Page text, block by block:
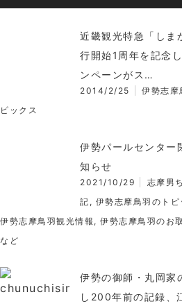
近畿観光特急「しま
行開始1周年を記念
ンペーンがス…
2014/2/25
伊勢志摩
ピックス
伊勢パールセンター
知らせ
2021/10/29
志摩男
記 , 伊勢志摩鳥羽のトピ
伊勢志摩鳥羽観光情報 , 伊勢志摩鳥羽のお
など
伊勢の御師・丸岡家
し200年前の記録、